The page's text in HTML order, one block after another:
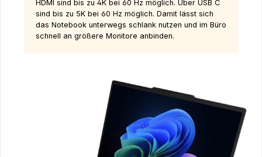
HDMI sind bis zu 4K bei 60 Hz möglich. Über USB C
sind bis zu 5K bei 60 Hz möglich. Damit lässt sich
das Notebook unterwegs schlank nutzen und im Büro
schnell an größere Monitore anbinden.